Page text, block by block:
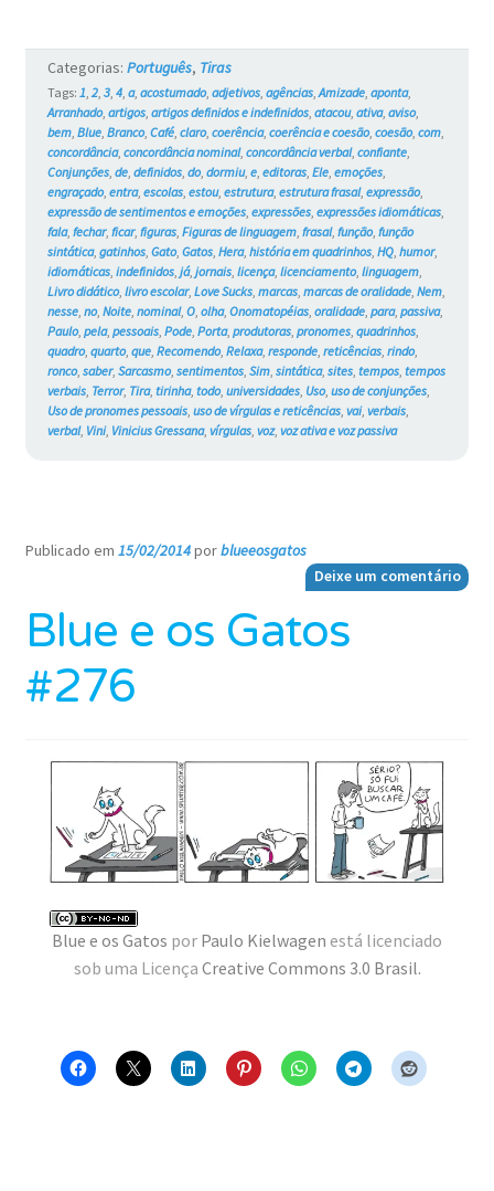
#725
Categorias: Português, Tiras
Tags: 1 2, 3, 4, a, acostumado, adjetivos, agências, Amizade, aponta,
Arranhado, artigos, artigos definidos e indefinidos, atacou, ativa, aviso,
bem, Blue, Branco, Café, claro, coerência, coerência e coesão, coesão, com,
concordância, concordância nominal, concordância verbal, confiante,
Conjunções, de, definidos, do, dormiu, e, editoras, Ele, emoções,
engraçado, entra, escolas, estou, estrutura, estrutura frasal, expressão,
expressão de sentimentos e emoções, expressões, expressões idiomáticas,
fala, fechar, ficar, figuras, Figuras de linguagem, frasal, função, função
sintática, gatinhos, Gato, Gatos, Hera, história em quadrinhos, HQ, humor,
idiomáticas, indefinidos, já, jornais, licença, licenciamento, linguagem,
Livro didático, livro escolar, Love Sucks, marcas, marcas de oralidade, Nem,
nesse, no, Noite, nominal, O, olha, Onomatopéias, oralidade, para, passiva,
Paulo, pela, pessoais, Pode, Porta, produtoras, pronomes, quadrinhos,
quadro, quarto, que, Recomendo, Relaxa, responde, reticências, rindo,
ronco, saber, Sarcasmo, sentimentos, Sim, sintática, sites, tempos, tempos
verbais, Terror, Tira, tirinha, todo, universidades, Uso, uso de conjunções,
Uso de pronomes pessoais, uso de vírgulas e reticências, vai, verbais,
verbal, Vini, Vinicius Gressana, vírgulas, voz, voz ativa e voz passiva
Publicado em 15/02/2014porblueeosgatos
Deixe um comentário
Blue e os Gatos
#276
Blue e os Gatos por Paulo Kielwagen está licenciado
sob uma Licença Creative Commons 3.0 Brasil.